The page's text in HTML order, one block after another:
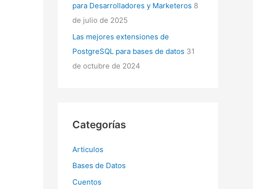
para Desarrolladores y Marketeros 8
de julio de 2025
Las mejores extensiones de
PostgreSQL para bases de datos 31
de octubre de 2024
Categorías
Articulos
Bases de Datos
Cuentos